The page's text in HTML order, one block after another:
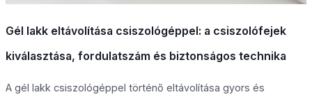
Gél lakk eltávolítása csiszológéppel: a csiszolófejek
kiválasztása, fordulatszám és biztonságos technika
A gél lakk csiszológéppel történő eltávolítása gyors és